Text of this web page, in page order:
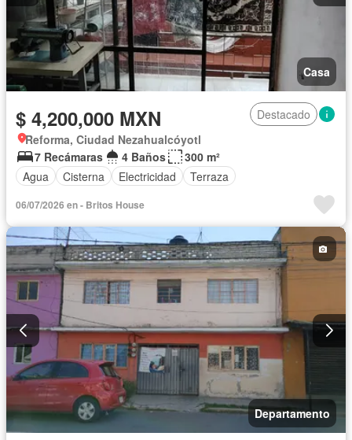
Casa
$ 4,200,000 MXN
Destacado
Reforma, Ciudad Nezahualcóyotl
7 Recámaras
4 Baños
300 m²
Agua
Cisterna Electricidad Terraza
06/07/2026 en - Britos House
Departamento